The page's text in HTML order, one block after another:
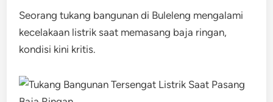
Seorang tukang bangunan di Buleleng mengalami
kecelakaan listrik saat memasang baja ringan,
kondisi kini kritis.